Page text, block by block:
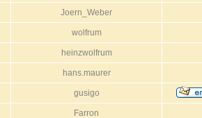
Joern_Weber
wolfrum
heinzwolfrum
hans.maurer
gusigo
Farron